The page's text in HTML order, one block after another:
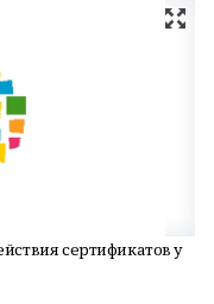
сертификатов у